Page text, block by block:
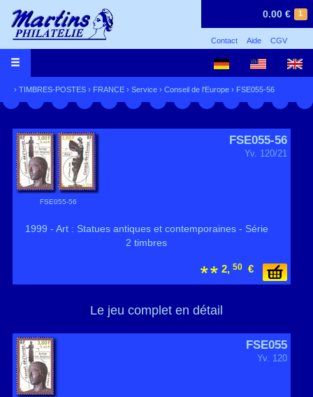
1
0.00 €
Contact Aide CGV
› TIMBRES-POSTES › FRANCE › Service › Conseil de l'Europe › FSE055-56
FSE055-56
FSE055-56
Yv. 120/21
1999 - Art : Statues antiques et contemporaines - Série
2 timbres
2, 50 €
Le jeu complet en détail
FSE055
Yv. 120